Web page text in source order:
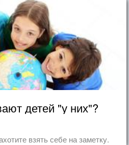
детей "у них"?
взять себе на заметку.